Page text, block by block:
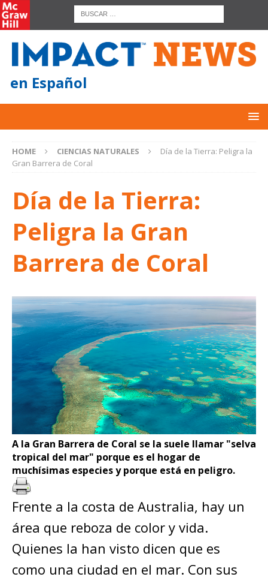
en Español
HOME CIENCIAS NATURALES
Día de la Tierra: Peligra la
Gran Barrera de Coral
Día de la Tierra:
Peligra la Gran
Barrera de Coral
A la Gran Barrera de Coral se la suele llamar "selva
tropical del mar" porque es el hogar de
muchísimas especies y porque está en peligro.
Frente a la costa de Australia, hay un
área que reboza de color y vida.
Quienes la han visto dicen que es
como una ciudad en el mar. Con sus